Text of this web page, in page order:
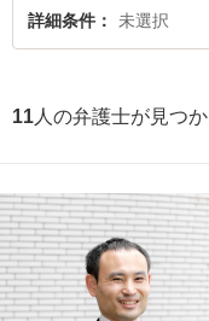
などでお困りの相談者さんに
詳細条件 未選択
11 人の弁護士が見つ